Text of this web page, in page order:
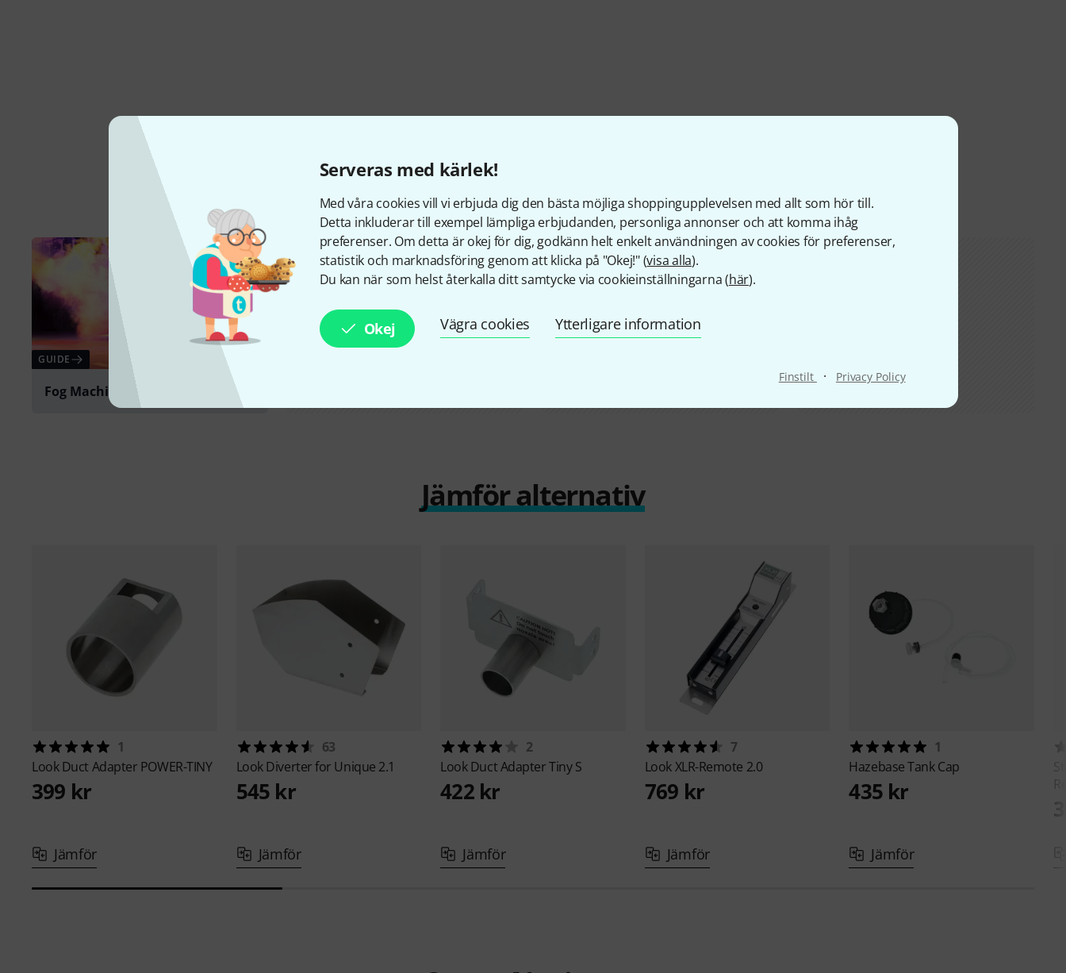
Serveras med kärlek!
Med våra cookies vill vi erbjuda dig den bästa möjliga shoppingupplevelsen med allt som hör till.
Detta inkluderar till exempel lämpliga erbjudanden, personliga annonser och att komma ihåg
preferenser. Om detta är okej för dig, godkänn helt enkelt användningen av cookies för preferenser,
statistik och marknadsföring genom att klicka på "Okej!" (visa alla).
Du kan när som helst återkalla ditt samtycke via cookieinställningarna (här).
Okej Vägra cookies Ytterligare information
Finstilt · Privacy Policy
Alla Onlineguide
GUIDE
Fog Machines
Jämför alternativ
1
LookDuct Adapter POWER-TINY
399 kr
Jämför
63
LookDiverter for Unique 2.1
545 kr
Jämför
2
LookDuct Adapter Tiny S
422 kr
Jämför
7
LookXLR-Remote 2.0
769 kr
Jämför
1
HazebaseTank Cap
435 kr
Jämför